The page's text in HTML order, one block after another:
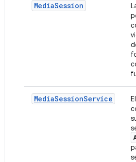
MediaSession
MediaSessionService El